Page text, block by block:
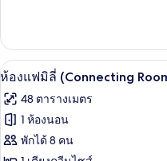
ระเบียง
เกี่ยว
กับ
ห้อง
ท,
ห้อง
นอน,
เปิด
ภาพถ่าย
ทั้งหมด
ของ
7
ห้องแฟมิลี่ (Connecting
48 ตารางเมตร
1 ห้องนอน
พักได้ 8 คน